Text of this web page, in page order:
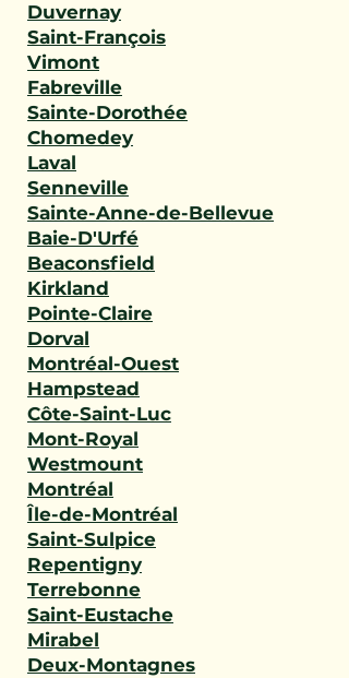
Duvernay
Saint-François
Vimont
Fabreville
Sainte-Dorothée
Chomedey
Laval
Senneville
Sainte-Anne-de-Bellevue
Baie-D'Urfé
Beaconsfield
Kirkland
Pointe-Claire
Dorval
Montréal-Ouest
Hampstead
Côte-Saint-Luc
Mont-Royal
Westmount
Montréal
Île-de-Montréal
Saint-Sulpice
Repentigny
Terrebonne
Saint-Eustache
Mirabel
Deux-Montagnes